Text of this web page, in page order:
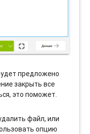
предложено
закрыть все
это поможет.
файл, или
опцию